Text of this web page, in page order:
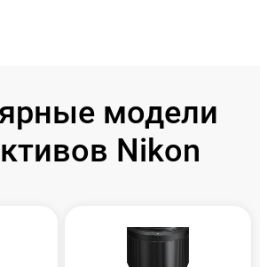
модели
Nikon